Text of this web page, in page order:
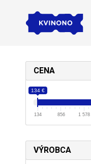
CENA
134 €
134 856 1 578
VÝROBCA